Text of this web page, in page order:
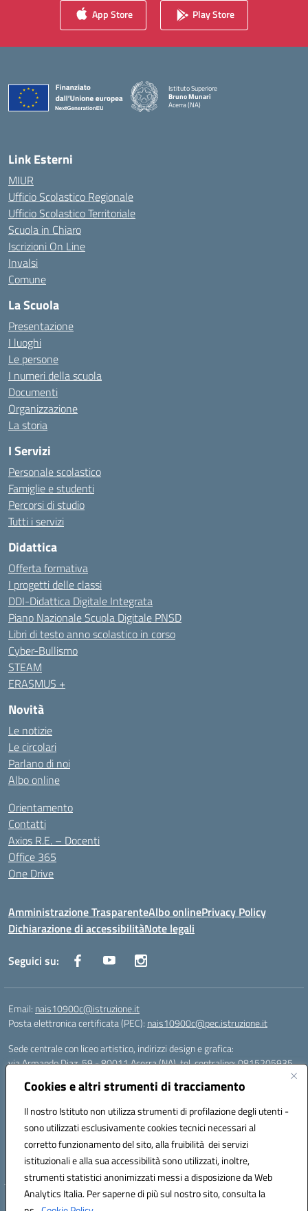
Cookies e altri strumenti di tracciamento
Il nostro Istituto non utilizza strumenti di profilazione degli utenti -
sono utilizzati esclusivamente cookies tecnici necessari al
corretto funzionamento del sito, alla fruibilità dei servizi
istituzionali e alla sua accessibilità sono utilizzati, inoltre,
strumenti statistici anonimizzati messi a disposizione da Web
Analytics Italia. Per saperne di più sul nostro sito, consulta la
App Store Play Store
Istituto Superiore
Bruno Munari
Acerra (NA)
Link Esterni
MIUR
Ufficio Scolastico Regionale
Ufficio Scolastico Territoriale
Scuola in Chiaro
Iscrizioni On Line
Invalsi
Comune
La Scuola
Presentazione
I luoghi
Le persone
I numeri della scuola
Documenti
Organizzazione
La storia
I Servizi
Personale scolastico
Famiglie e studenti
Percorsi di studio
Tutti i servizi
Didattica
Offerta formativa
I progetti delle classi
DDI-Didattica Digitale Integrata
Piano Nazionale Scuola Digitale PNSD
Libri di testo anno scolastico in corso
Cyber-Bullismo
STEAM
ERASMUS +
Novità
Le notizie
Le circolari
Parlano di noi
Albo online
Orientamento
Contatti
Axios R.E. – Docenti
Office 365
One Drive
Amministrazione TrasparenteAlbo onlinePrivacy Policy
Dichiarazione di accessibilitàNote legali
Seguici su:
Email: nais10900c@istruzione.it
Posta elettronica certificata (PEC): nais10900c@pec.istruzione.it
Sede centrale con liceo artistico, indirizzi design e grafica:
via Armando Diaz, 59 - 80011 Acerra (NA), tel. centralino: 0815205935
via T. Campanella, 80011 Acerra (NA), tel/fax: 0818850905
Sede succursale con liceo musicale:
via S. Pellico, 80011 Acerra (NA), tel: 08119660921
Email: nais10900c@istruzione.it | PEC: nais10900c@pec.istruzione.it |
Nome Ufficio PA: Uff_eFatturaPA | Codice Univoco ufficio: UFOYYV |
C.Fisc: 93056740637
Hosting & Powered by 3D Solution S.r.l.